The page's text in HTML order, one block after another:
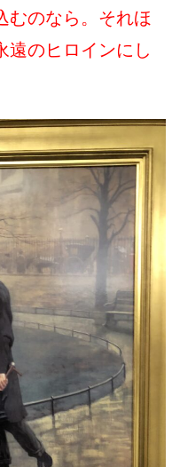
むのなら。それほ
遠のヒロインにし